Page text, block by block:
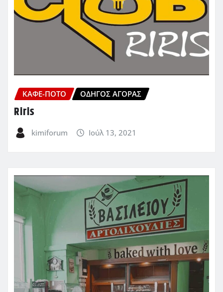
ΚΑΦΈ-ΠΟΤΌ ΟΔΗΓΌΣ ΑΓΟΡΆΣ
Riris
kimiforum Ιούλ 13, 2021